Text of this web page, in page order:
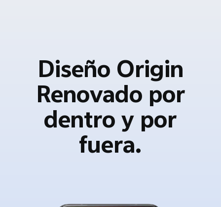
Diseño Origin
Renovado por
dentro y por
fuera.